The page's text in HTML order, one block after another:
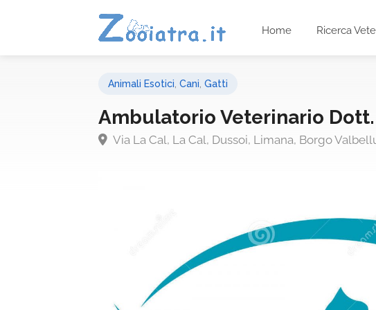
Home Ricerca
Animali Esotici Cani Gatti
Ambulatorio Veterinario
Via La Cal, La Cal, Dussoi, Limana, Borgo